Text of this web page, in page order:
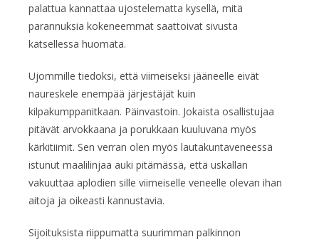
palattua kannattaa ujostelematta kysellä, mitä
parannuksia kokeneemmat saattoivat sivusta
katsellessa huomata.
Ujommille tiedoksi, että viimeiseksi jääneelle eivät
naureskele enempää järjestäjät kuin
kilpakumppanitkaan. Päinvastoin. Jokaista osallistujaa
pitävät arvokkaana ja porukkaan kuuluvana myös
kärkitiimit. Sen verran olen myös lautakuntaveneessä
istunut maalilinjaa auki pitämässä, että uskallan
vakuuttaa aplodien sille viimeiselle veneelle olevan ihan
aitoja ja oikeasti kannustavia.
Sijoituksista riippumatta suurimman palkinnon